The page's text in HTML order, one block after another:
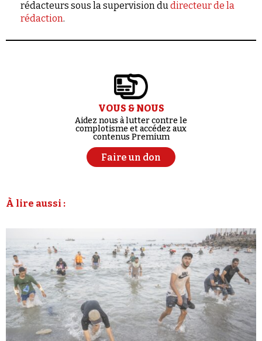
rédacteurs sous la supervision dudirecteur de la
rédaction.
VOUS & NOUS
Aidez nous à lutter contre le
complotisme et accédez aux
contenus Premium
Faire un don
À lire aussi :